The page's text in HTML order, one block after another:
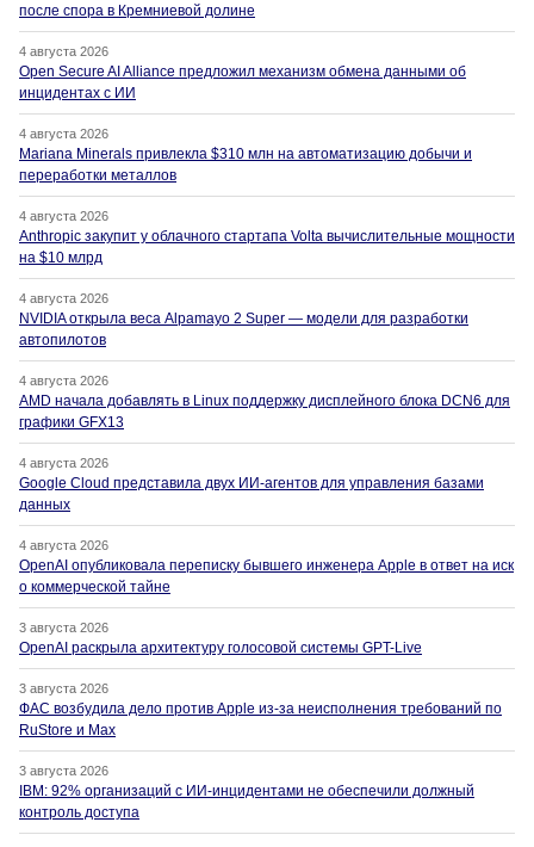
после спора в Кремниевой долине
4 августа 2026
Open Secure AI Alliance предложил механизм обмена данными об
инцидентах с ИИ
4 августа 2026
Mariana Minerals привлекла $310 млн на автоматизацию добычи и
переработки металлов
4 августа 2026
Anthropic закупит у облачного стартапа Volta вычислительные мощности
на $10 млрд
4 августа 2026
NVIDIA открыла веса Alpamayo 2 Super — модели для разработки
автопилотов
4 августа 2026
AMD начала добавлять в Linux поддержку дисплейного блока DCN6 для
графики GFX13
4 августа 2026
Google Cloud представила двух ИИ-агентов для управления базами
данных
4 августа 2026
OpenAI опубликовала переписку бывшего инженера Apple в ответ на иск
о коммерческой тайне
3 августа 2026
OpenAI раскрыла архитектуру голосовой системы GPT-Live
3 августа 2026
ФАС возбудила дело против Apple из-за неисполнения требований по
RuStore и Max
3 августа 2026
IBM: 92% организаций с ИИ-инцидентами не обеспечили должный
контроль доступа